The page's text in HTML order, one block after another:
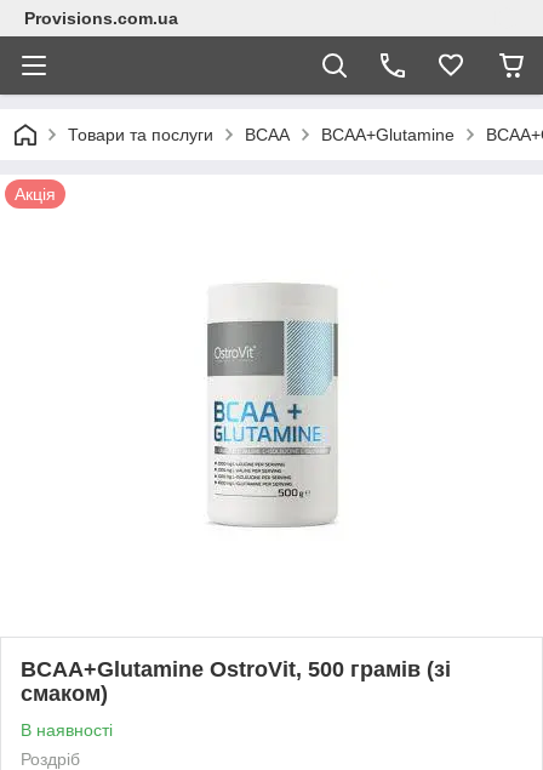
Provisions.com.ua
Товари та послуги BCAA BCAA+Glutamine
Акція
BCAA+Glutamine OstroVit, 500 грамів (зі
смаком)
В наявності
Роздріб